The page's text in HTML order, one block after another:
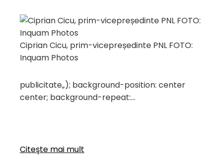
Ciprian Cicu, prim-vicepreședinte PNL FOTO:
Inquam Photos
publicitate„); background-position: center
center; background-repeat:…
Citeşte mai mult